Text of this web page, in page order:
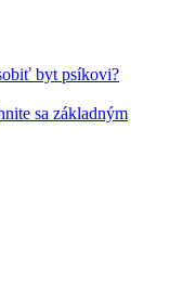
byt psíkovi?
sa základným